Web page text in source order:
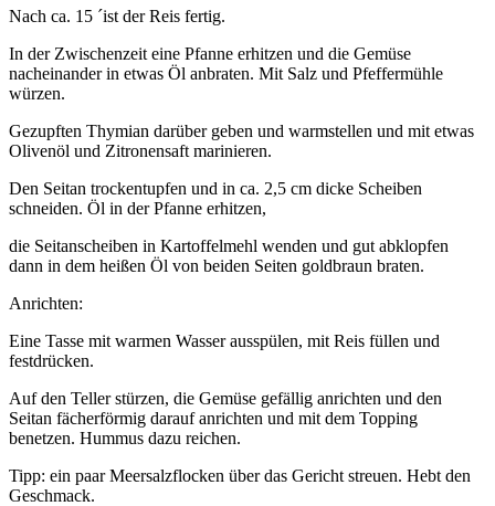
Nach ca. 15 ´ist der Reis fertig.
In der Zwischenzeit eine Pfanne erhitzen und die Gemüse
nacheinander in etwas Öl anbraten. Mit Salz und Pfeffermühle
würzen.
Gezupften Thymian darüber geben und warmstellen und mit etwas
Olivenöl und Zitronensaft marinieren.
Den Seitan trockentupfen und in ca. 2,5 cm dicke Scheiben
schneiden. Öl in der Pfanne erhitzen,
die Seitanscheiben in Kartoffelmehl wenden und gut abklopfen
dann in dem heißen Öl von beiden Seiten goldbraun braten.
Anrichten:
Eine Tasse mit warmen Wasser ausspülen, mit Reis füllen und
festdrücken.
Auf den Teller stürzen, die Gemüse gefällig anrichten und den
Seitan fächerförmig darauf anrichten und mit dem Topping
benetzen. Hummus dazu reichen.
Tipp: ein paar Meersalzflocken über das Gericht streuen. Hebt den
Geschmack.